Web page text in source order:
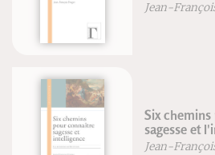
Jean-
Six
sagesse et
Jean-